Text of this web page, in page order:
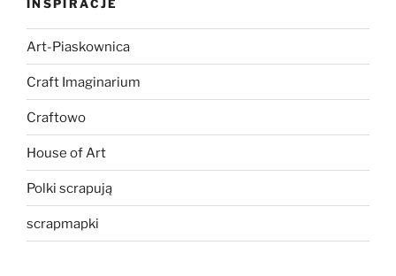
INSPIRACJE
Art-Piaskownica
Craft Imaginarium
Craftowo
House of Art
Polki scrapują
scrapmapki